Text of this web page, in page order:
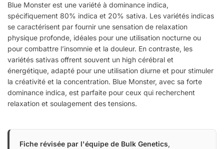
Blue Monster est une variété à dominance indica,
spécifiquement 80% indica et 20% sativa. Les variétés indicas
se caractérisent par fournir une sensation de relaxation
physique profonde, idéales pour une utilisation nocturne ou
pour combattre l’insomnie et la douleur. En contraste, les
variétés sativas offrent souvent un high cérébral et
énergétique, adapté pour une utilisation diurne et pour stimuler
la créativité et la concentration. Blue Monster, avec sa forte
dominance indica, est parfaite pour ceux qui recherchent
relaxation et soulagement des tensions.
Fiche révisée par l'équipe de Bulk Genetics,